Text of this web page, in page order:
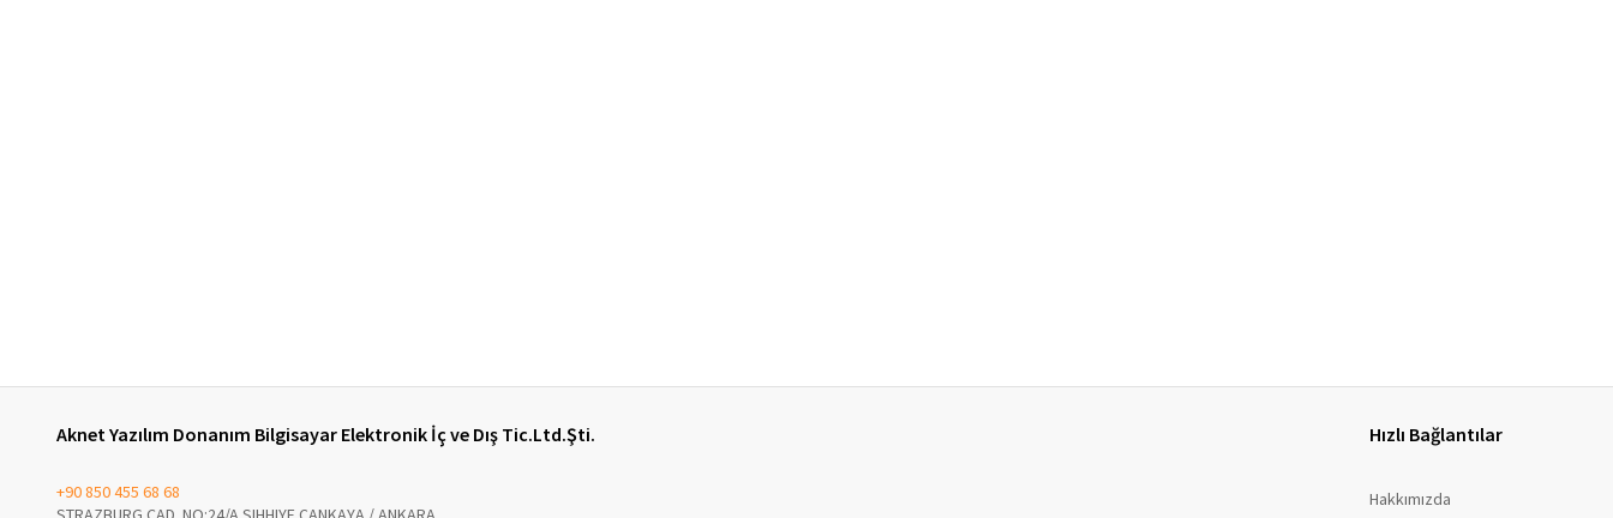
Aknet Yazılım Donanım Bilgisayar Elektronik İç ve Dış Tic.Ltd.Şti.
+90 850 455 68 68
Hızlı Bağlantılar
Hakkımızda